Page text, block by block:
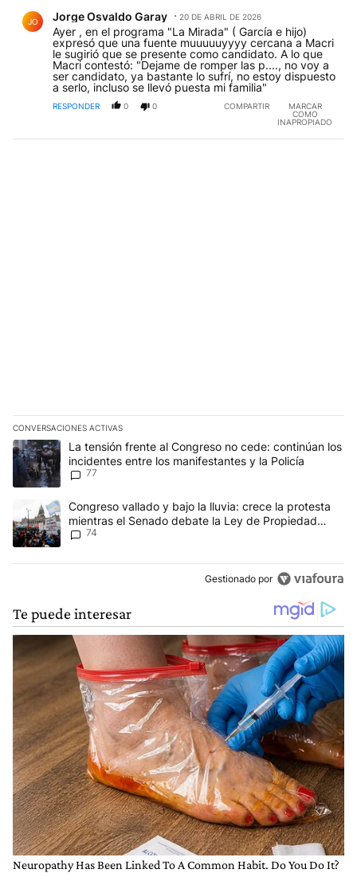
JO Jorge Osvaldo Garay 20 DE ABRIL DE 2026
Ayer , en el programa "La Mirada" ( García e hijo)
expresó que una fuente muuuuuyyyy cercana a Macri
le sugirió que se presente como candidato. A lo que
Macri contestó: "Dejame de romper las p...., no voy a
ser candidato, ya bastante lo sufrí, no estoy dispuesto
a serlo, incluso se llevó puesta mi familia"
RESPONDER 0 0 COMPARTIR
MARCAR
COMO
INAPROPIADO
CONVERSACIONES ACTIVAS
Este listado muestra los artículos con más comentarios en los
Un artículo de tendencia con el título "La tensión frente al
La tensión frente al Congreso no cede: continúan los
incidentes entre los manifestantes y la Policía
77
Un artículo de tendencia con el título "Congreso vallado y bajo
Congreso vallado y bajo la lluvia: crece la protesta
mientras el Senado debate la Ley de Propiedad
Privada
74
Gestionado por